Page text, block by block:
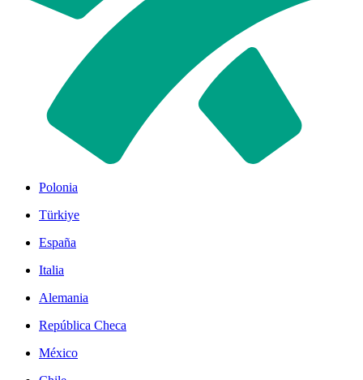
Polonia
Türkiye
España
Italia
Alemania
República Checa
México